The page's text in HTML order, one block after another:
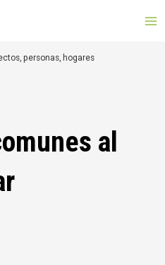
personas, hogares
al